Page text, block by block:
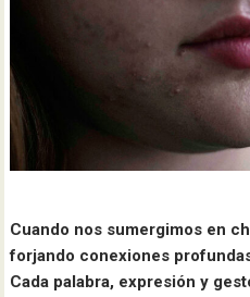
Cuando nos sumergimos en
forjando conexiones
Cada palabra, expresión y